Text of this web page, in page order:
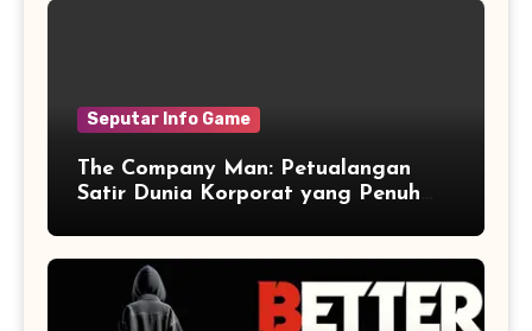
Seputar Info Game
The Company Man: Petualangan
Satir Dunia Korporat yang Penuh